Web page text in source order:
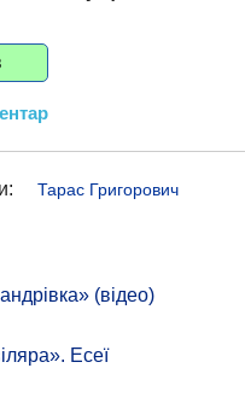
Тарас Григорович
(відео)
Есеї